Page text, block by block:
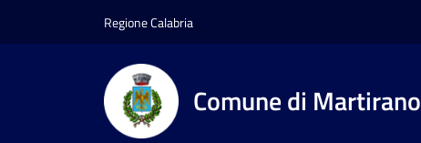
Regione Calabria
Comune di Martirano